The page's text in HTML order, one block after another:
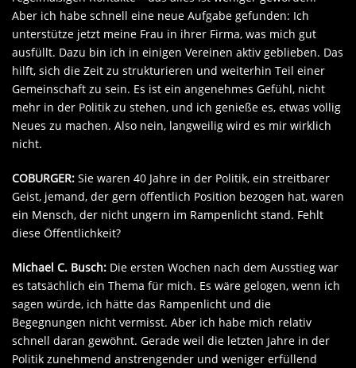
Aber ich habe schnell eine neue Aufgabe gefunden: Ich
unterstütze jetzt meine Frau in ihrer Firma, was mich gut
ausfüllt. Dazu bin ich in einigen Vereinen aktiv geblieben. Das
hilft, sich die Zeit zu strukturieren und weiterhin Teil einer
Gemeinschaft zu sein. Es ist ein angenehmes Gefühl, nicht
mehr in der Politik zu stehen, und ich genieße es, etwas völlig
Neues zu machen. Also nein, langweilig wird es mir wirklich
nicht.
COBURGER: Sie waren 40 Jahre in der Politik, ein streitbarer
Geist, jemand, der gern öffentlich Position bezogen hat, waren
ein Mensch, der nicht ungern im Rampenlicht stand. Fehlt
diese Öffentlichkeit?
Michael C. Busch: Die ersten Wochen nach dem Ausstieg war
es tatsächlich ein Thema für mich. Es wäre gelogen, wenn ich
sagen würde, ich hätte das Rampenlicht und die
Begegnungen nicht vermisst. Aber ich habe mich relativ
schnell daran gewöhnt. Gerade weil die letzten Jahre in der
Politik zunehmend anstrengender und weniger erfüllend